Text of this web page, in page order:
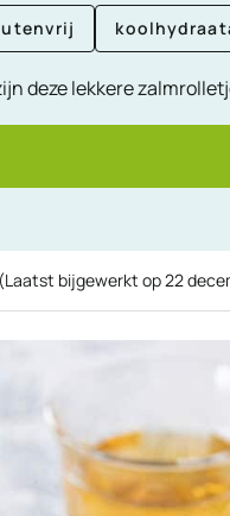
deze lekkere
(Laatst bijgewerkt op22